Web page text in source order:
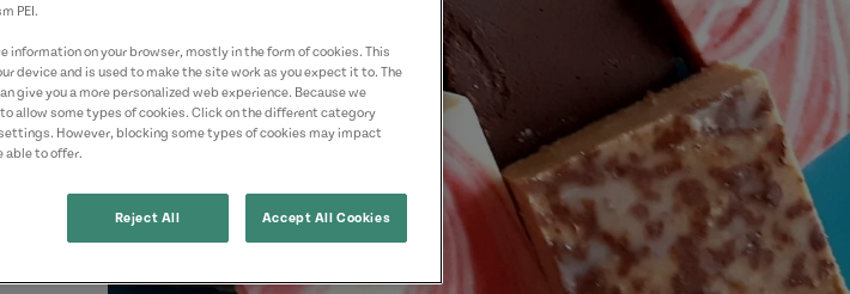
PEI.
on your browser, mostly in the form of cookies. This
device and is used to make the site work as you expect it to. The
you a more personalized web experience. Because we
allow some types of cookies. Click on the different category
However, blocking some types of cookies may impact
able to offer.
Reject All Accept All Cookies